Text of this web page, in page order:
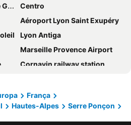
Centro
Aéroport Lyon Saint Exupéry
Lyon Antiga
Marseille Provence Airport
Cornavin railway station
Praia de Cannes
Gare d'Annecy
Genève International Convention Centre
França
Hautes-Alpes
Serre Ponçon